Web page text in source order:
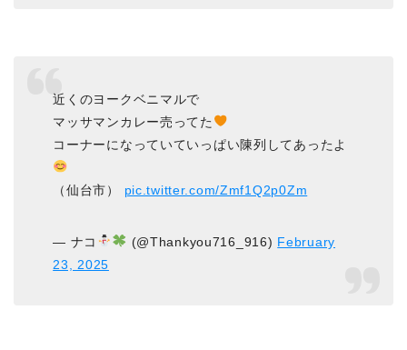
近くのヨークベニマルで
マッサマンカレー売ってた
コーナーになっていていっぱい陳列してあったよ
（仙台市） pic.twitter.com/Zmf1Q2p0Zm
— ナコ (@Thankyou716_916) February
23, 2025